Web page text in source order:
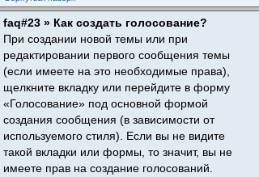
faq#23 » Как создать голосование?
При создании новой темы или при
редактировании первого сообщения темы
(если имеете на это необходимые права),
щелкните вкладку или перейдите в форму
«Голосование» под основной формой
создания сообщения (в зависимости от
используемого стиля). Если вы не видите
такой вкладки или формы, то значит, вы не
имеете прав на создание голосований.